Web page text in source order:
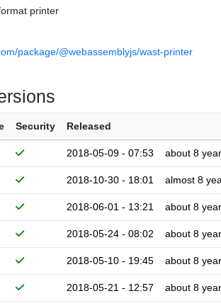
printer
package/@webassemblyjs/wast-printer
Security Released
2018-05-09 - 07:53 about 8
2018-10-30 - 18:01 almost 8
2018-06-01 - 13:21 about 8
2018-05-24 - 08:02 about 8
2018-05-10 - 19:45 about 8
2018-05-21 - 12:57 about 8